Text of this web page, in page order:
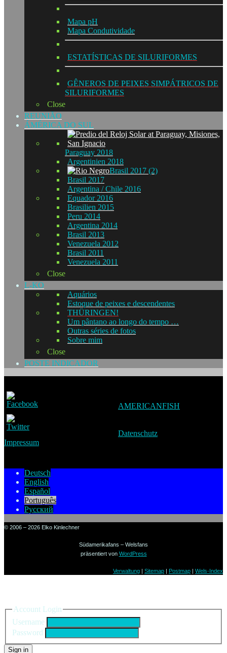
Mapa pH
Mapa Condutividade
ESTATÍSTICAS DE SILURIFORMES
GÊNEROS DE PEIXES SIMPÁTRICOS DE
SILURIFORMES
Close
REUNIÃO
ÁMÉRICA DO SUL
Paraguay 2018
Argentinien 2018
Brasil 2017 (2)
Brasil 2017
Argentina / Chile 2016
Equador 2016
Brasilien 2015
Peru 2014
Argentina 2014
Brasil 2013
Venezuela 2012
Brasil 2011
Venezuela 2011
Close
L-KO
Aquários
Estoque de peixes e descendentes
THÜRINGEN!
Um pântano ao longo do tempo …
Outras séries de fotos
Sobre mim
Close
POSTE INDICADOR
AMERICANFISH
Datenschutz
Impressum
Deutsch
English
Español
Português
Русский
© 2006 – 2026 Elko Kinlechner
Südamerikafans – Welsfans
präsentiert von WordPress
Verwaltung | Sitemap | Postmap | Wels-Index
Account Login
Username
Password
Sign in